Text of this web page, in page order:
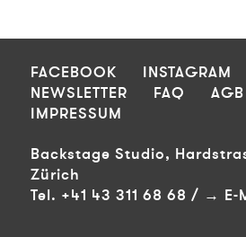
FOOTER
FACEBOOK INSTAGRAM
NEWSLETTER
FAQ
AGB
IMPRESSUM
Backstage Studio,
Zürich
Tel. +41 43 311 68 68 /
E-